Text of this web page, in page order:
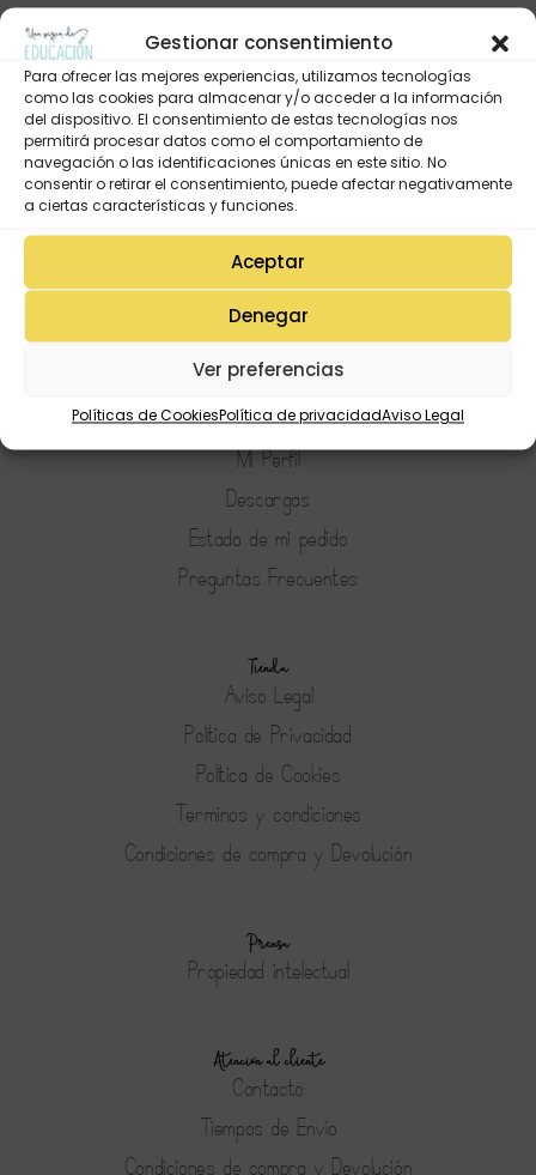
Gestionar consentimiento
Para ofrecer las mejores experiencias, utilizamos tecnologías
como las cookies para almacenar y/o acceder a la información
del dispositivo. El consentimiento de estas tecnologías nos
permitirá procesar datos como el comportamiento de
navegación o las identificaciones únicas en este sitio. No
consentir o retirar el consentimiento, puede afectar negativamente
a ciertas características y funciones.
Aceptar
Denegar
Ver preferencias
Políticas de CookiesPolítica de privacidadAviso Legal
Lista de deseos
Mi Perfil
Descargas
Estado de mi pedido
Preguntas Frecuentes
Tienda
Aviso Legal
Política de Privacidad
Política de Cookies
Terminos y condiciones
Condiciones de compra y Devolución
Prensa
Propiedad intelectual
Atención al cliente
Contacto
Tiempos de Envío